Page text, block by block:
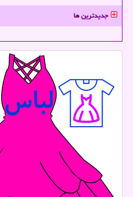
جدیدترین ها